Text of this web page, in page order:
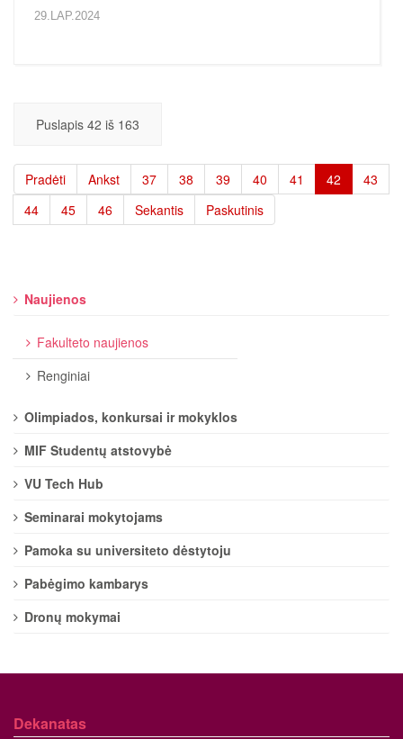
29.LAP.2024
Puslapis 42 iš 163
Pradėti Ankst 37 38 39 40 41 42
43
44
45 46 Sekantis Paskutinis
Naujienos
Fakulteto naujienos
Renginiai
Olimpiados, konkursai ir mokyklos
MIF Studentų atstovybė
VU Tech Hub
Seminarai mokytojams
Pamoka su universiteto dėstytoju
Pabėgimo kambarys
Dronų mokymai
Dekanatas